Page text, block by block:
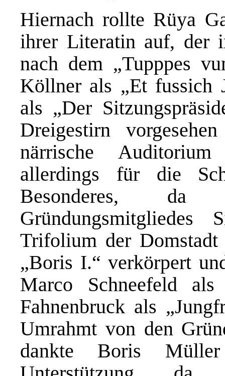
Hiernach rollte Rüya
ihrer Literatin auf, der
nach dem „Tupppes
Köllner als „Et fussich
als „Der
Dreigestirn
närrische
allerdings für die
Besonderes,
Trifolium der
„Boris I.“ verkörpert
Marco Schneefeld
Fahnenbruck als
Umrahmt von den
dankte Boris